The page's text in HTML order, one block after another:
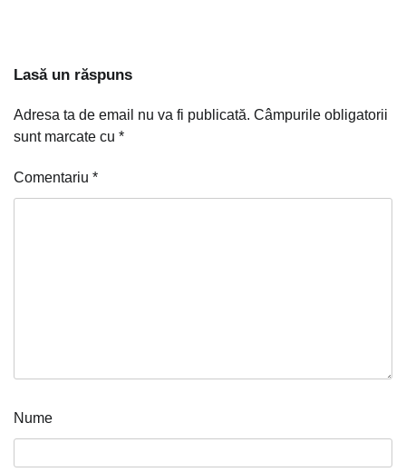
Lasă un răspuns
Adresa ta de email nu va fi publicată. Câmpurile obligatorii
sunt marcate cu *
Comentariu *
Nume